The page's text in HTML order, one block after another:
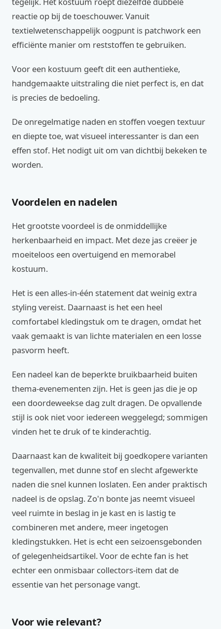
reactie op bij de toeschouwer. Vanuit
textielwetenschappelijk oogpunt is patchwork een
efficiënte manier om reststoffen te gebruiken.
Voor een kostuum geeft dit een authentieke,
handgemaakte uitstraling die niet perfect is, en dat
is precies de bedoeling.
De onregelmatige naden en stoffen voegen textuur
en diepte toe, wat visueel interessanter is dan een
effen stof. Het nodigt uit om van dichtbij bekeken te
worden.
Voordelen en nadelen
Het grootste voordeel is de onmiddellijke
herkenbaarheid en impact. Met deze jas creëer je
moeiteloos een overtuigend en memorabel
kostuum.
Het is een alles-in-één statement dat weinig extra
styling vereist. Daarnaast is het een heel
comfortabel kledingstuk om te dragen, omdat het
vaak gemaakt is van lichte materialen en een losse
pasvorm heeft.
Een nadeel kan de beperkte bruikbaarheid buiten
thema-evenementen zijn. Het is geen jas die je op
een doordeweekse dag zult dragen. De opvallende
stijl is ook niet voor iedereen weggelegd; sommigen
vinden het te druk of te kinderachtig.
Daarnaast kan de kwaliteit bij goedkopere varianten
tegenvallen, met dunne stof en slecht afgewerkte
naden die snel kunnen loslaten. Een ander praktisch
nadeel is de opslag. Zo'n bonte jas neemt visueel
veel ruimte in beslag in je kast en is lastig te
combineren met andere, meer ingetogen
kledingstukken. Het is echt een seizoensgebonden
of gelegenheidsartikel. Voor de echte fan is het
echter een onmisbaar collectors-item dat de
essentie van het personage vangt.
Voor wie relevant?